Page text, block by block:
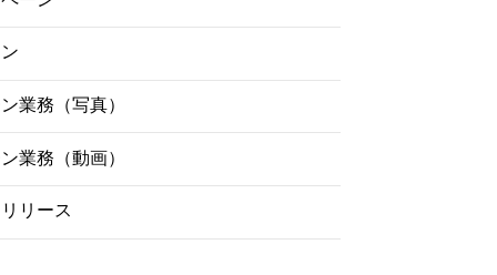
業務（写真）
業務（動画）
リース